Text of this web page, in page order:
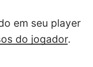
em seu player
do jogador.